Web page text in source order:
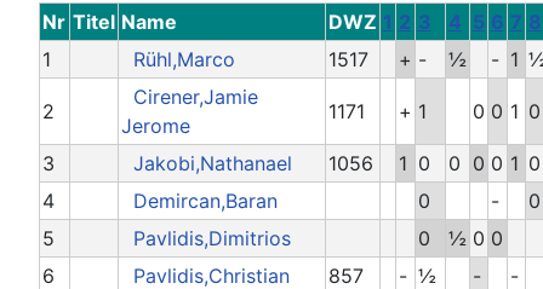
Nr Titel Name DWZ 1 2 3 4 5 6 7 8
1
Rühl,Marco 1517 + - ½ - 1
2
Cirener,Jamie
Jerome
1171 + 1 0 0 1 0
3 Jakobi,Nathanael 1056 1 0 0 0 0 1 0
4
Demircan,Baran 0 -
0
5
Pavlidis,Dimitrios 0 ½ 0 0
6
Pavlidis,Christian 857 - ½ - -